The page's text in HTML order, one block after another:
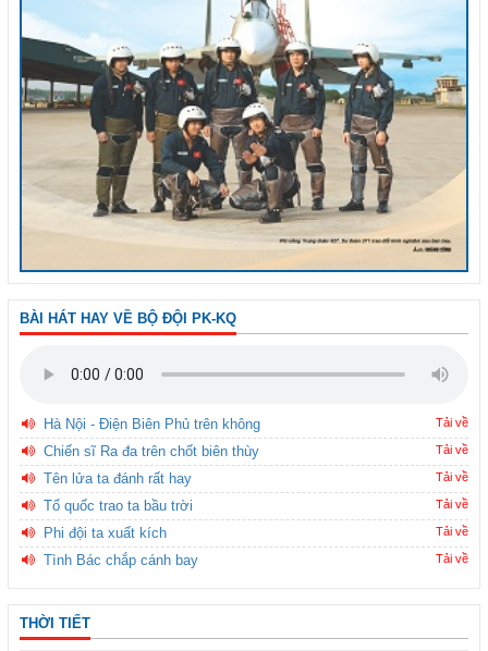
BÀI HÁT HAY VỀ BỘ ĐỘI PK-KQ
Hà Nội - Điện Biên Phủ trên không Tải về
Chiến sĩ Ra đa trên chốt biên thùy Tải về
Tên lửa ta đánh rất hay Tải về
Tổ quốc trao ta bầu trời Tải về
Phi đội ta xuất kích Tải về
Tình Bác chắp cánh bay Tải về
THỜI TIẾT